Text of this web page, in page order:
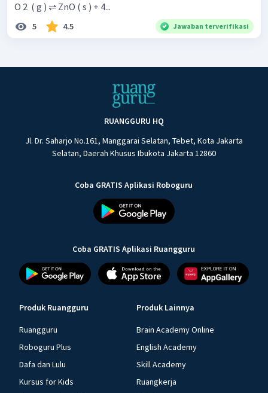
O 2 ​ ( g ) ⇌ ZnO ( s ) + 4...
5 4.5 Jawaban terverifikasi
RUANGGURU HQ
Jl. Dr. Saharjo No.161, Manggarai Selatan, Tebet, Kota Jakarta
Selatan, Daerah Khusus Ibukota Jakarta 12860
Coba GRATIS Aplikasi Roboguru
Coba GRATIS Aplikasi Ruangguru
Produk Ruangguru
Ruangguru
Roboguru Plus
Dafa dan Lulu
Kursus for Kids
Produk Lainnya
Brain Academy Online
English Academy
Skill Academy
Ruangkerja